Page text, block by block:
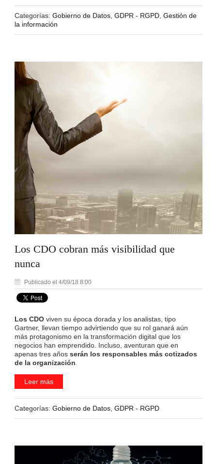
Categorías: Gobierno de Datos GDPR - RGPD Gestión de
la información
Los CDO cobran más visibilidad que
nunca
Publicado el 4/09/18 8:00
Los CDO viven su época dorada y los analistas, tipo
Gartner, llevan tiempo advirtiendo que su rol ganará aún
más protagonismo en la transformación digital que los
negocios han emprendido. Incluso, aventuran que en
apenas tres años serán los responsables más cotizados
de la organización.
Leer más
Categorías: Gobierno de Datos, GDPR - RGPD